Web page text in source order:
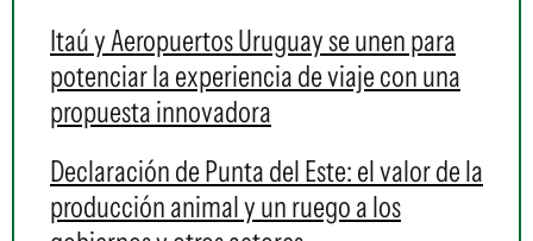
Itaú y Aeropuertos Uruguay se unen para
potenciar la experiencia de viaje con una
propuesta innovadora
Declaración de Punta del Este: el valor de la
producción animal y un ruego a los